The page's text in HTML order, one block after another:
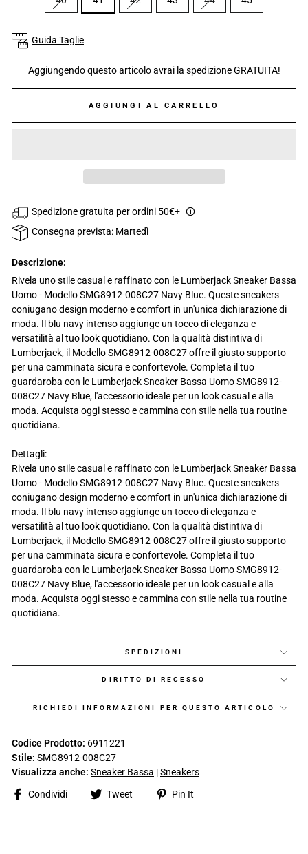
Guida Taglie
Aggiungendo questo articolo avrai la spedizione GRATUITA!
AGGIUNGI AL CARRELLO
Spedizione gratuita per ordini 50€+ 🛈
Consegna prevista: Martedì
Descrizione:
Rivela uno stile casual e raffinato con le Lumberjack Sneaker Bassa
Uomo - Modello SMG8912-008C27 Navy Blue. Queste sneakers
coniugano design moderno e comfort in un'unica dichiarazione di
moda. Il blu navy intenso aggiunge un tocco di eleganza e
versatilità al tuo look quotidiano. Con la qualità distintiva di
Lumberjack, il Modello SMG8912-008C27 offre il giusto supporto
per una camminata sicura e confortevole. Completa il tuo
guardaroba con le Lumberjack Sneaker Bassa Uomo SMG8912-
008C27 Navy Blue, l'accessorio ideale per un look casual e alla
moda. Acquista oggi stesso e cammina con stile nella tua routine
quotidiana.
Dettagli:
Rivela uno stile casual e raffinato con le Lumberjack Sneaker Bassa
Uomo - Modello SMG8912-008C27 Navy Blue. Queste sneakers
coniugano design moderno e comfort in un'unica dichiarazione di
moda. Il blu navy intenso aggiunge un tocco di eleganza e
versatilità al tuo look quotidiano. Con la qualità distintiva di
Lumberjack, il Modello SMG8912-008C27 offre il giusto supporto
per una camminata sicura e confortevole. Completa il tuo
guardaroba con le Lumberjack Sneaker Bassa Uomo SMG8912-
008C27 Navy Blue, l'accessorio ideale per un look casual e alla
moda. Acquista oggi stesso e cammina con stile nella tua routine
quotidiana.
SPEDIZIONI
DIRITTO DI RECESSO
RICHIEDI INFORMAZIONI PER QUESTO ARTICOLO
Codice Prodotto: 6911221
Stile: SMG8912-008C27
Visualizza anche: Sneaker Bassa |Sneakers
Condividi
Share Tweet
Tweet Pin It